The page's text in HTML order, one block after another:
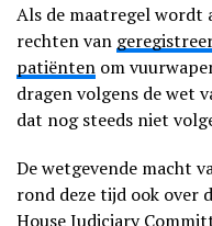
Als de maatregel wordt
rechten van
patiënten om
dragen volgens de wet
dat nog steeds niet
De wetgevende macht
rond deze tijd ook over
House Judiciary